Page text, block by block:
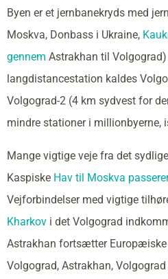
Byen er et jernbanekryds med
Moskva, Donbass i Ukraine,
gennem Astrakhan til
langdistancestation kaldes
Volgograd-2 (4 km sydvest for
mindre stationer i
Mange vigtige veje fra det
Kaspiske Hav til Moskva
Vejforbindelser med vigtige
Kharkov i det Volgograd
Astrakhan fortsætter Europæiske
Volgograd, Astrakhan,